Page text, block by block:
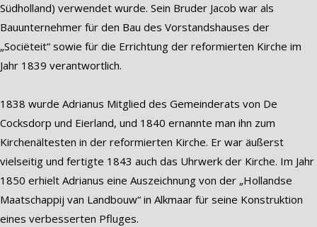
Südholland) verwendet wurde. Sein Bruder Jacob war als
Bauunternehmer für den Bau des Vorstandshauses der
„Sociëteit“ sowie für die Errichtung der reformierten Kirche im
Jahr 1839 verantwortlich.
1838 wurde Adrianus Mitglied des Gemeinderats von De
Cocksdorp und Eierland, und 1840 ernannte man ihn zum
Kirchenältesten in der reformierten Kirche. Er war äußerst
vielseitig und fertigte 1843 auch das Uhrwerk der Kirche. Im Jahr
1850 erhielt Adrianus eine Auszeichnung von der „Hollandse
Maatschappij van Landbouw“ in Alkmaar für seine Konstruktion
eines verbesserten Pfluges.